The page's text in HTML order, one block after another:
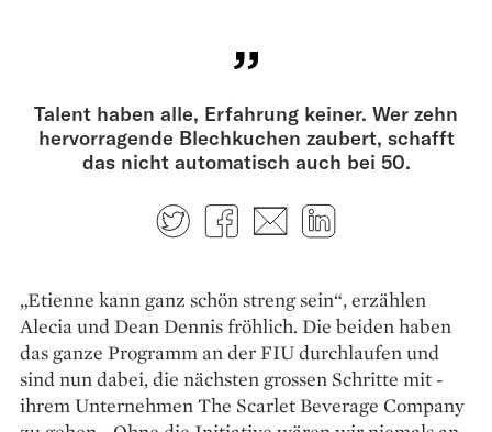
Talent haben alle, Erfahrung keiner. Wer zehn
hervorragende Blechkuchen zaubert, schafft
das nicht automatisch auch bei 50.
TwitterFacebook
E-mail
„Etienne kann ganz schön streng sein“, erzählen
Alecia und Dean Dennis fröhlich. Die beiden ­haben
das ganze Programm an der FIU durchlaufen und
sind nun dabei, die nächsten ­grossen Schritte mit ­
ihrem Unternehmen The Scarlet ­Beverage Company